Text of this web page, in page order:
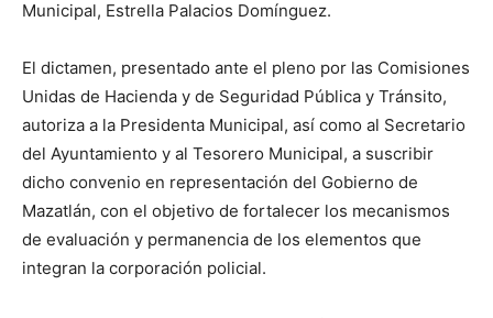
Municipal, Estrella Palacios Domínguez.
El dictamen, presentado ante el pleno por las Comisiones
Unidas de Hacienda y de Seguridad Pública y Tránsito,
autoriza a la Presidenta Municipal, así como al Secretario
del Ayuntamiento y al Tesorero Municipal, a suscribir
dicho convenio en representación del Gobierno de
Mazatlán, con el objetivo de fortalecer los mecanismos
de evaluación y permanencia de los elementos que
integran la corporación policial.